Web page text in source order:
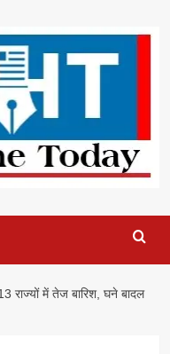
राज्यों में तेज बारिश, घने बादल